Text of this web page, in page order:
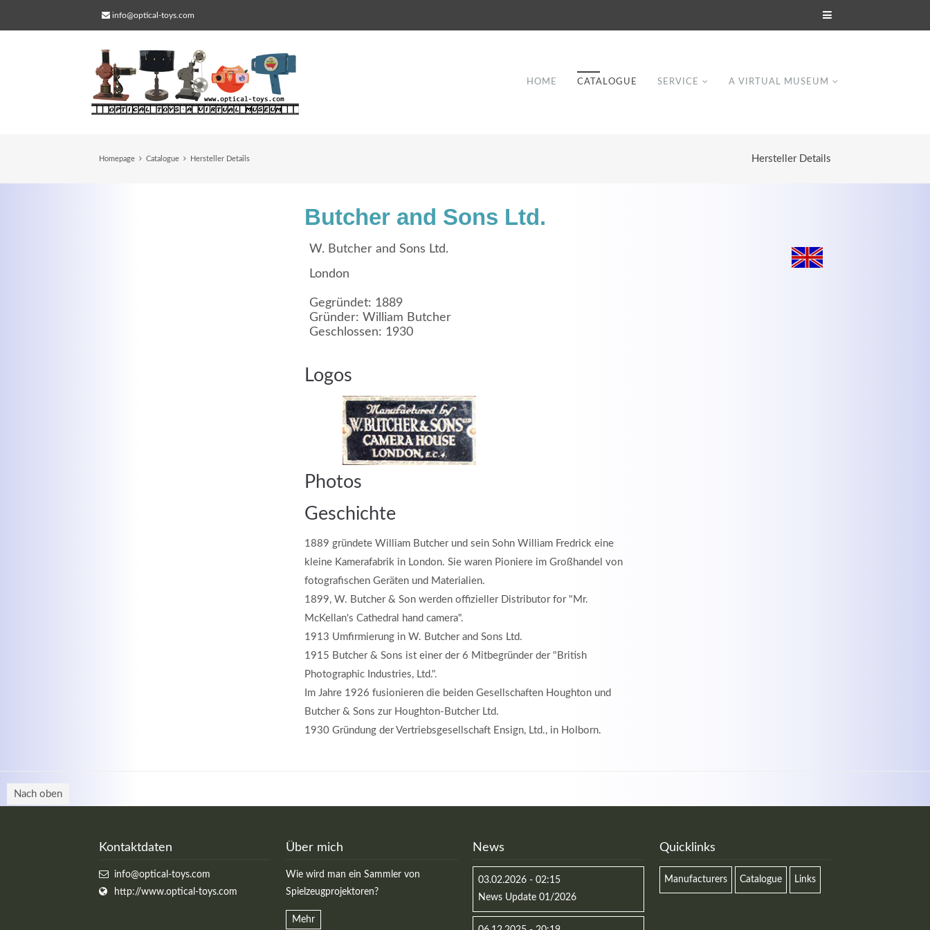
info@optical-toys.com
HOME CATALOGUE SERVICE A VIRTUAL MUSEUM
Homepage Catalogue Hersteller Details Hersteller Details
Butcher and Sons Ltd.
W. Butcher and Sons Ltd.
London
Gegründet: 1889
Gründer: William Butcher
Geschlossen: 1930
Logos
Photos
Geschichte
1889 gründete William Butcher und sein Sohn William Fredrick eine
kleine Kamerafabrik in London. Sie waren Pioniere im Großhandel von
fotografischen Geräten und Materialien.
1899, W. Butcher & Son werden offizieller Distributor for "Mr.
McKellan's Cathedral hand camera".
1913 Umfirmierung in W. Butcher and Sons Ltd.
1915 Butcher & Sons ist einer der 6 Mitbegründer der "British
Photographic Industries, Ltd.".
Im Jahre 1926 fusionieren die beiden Gesellschaften Houghton und
Butcher & Sons zur Houghton-Butcher Ltd.
1930 Gründung der Vertriebsgesellschaft Ensign, Ltd., in Holborn.
Nach oben
Kontaktdaten
info@optical-toys.com
http://www.optical-toys.com
Über mich
Wie wird man ein Sammler von
Spielzeugprojektoren?
Mehr
News
03.02.2026 - 02:15
News Update 01/2026
Quicklinks
Manufacturers Catalogue Links
Good Service
Lorem ipsum dolor sit amet, consectetuer
Login
Passwort